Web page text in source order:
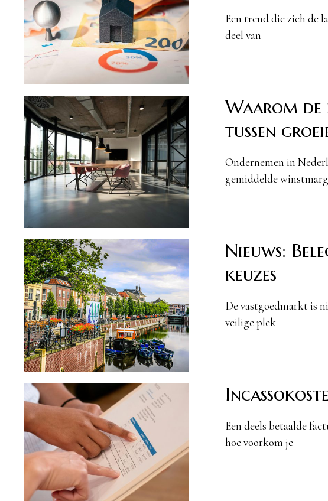
Een trend die zich de
deel van
Waarom
tussen
Ondernemen in
gemiddelde
Nieuws:
keuzes
De vastgoedmarkt is
veilige plek
Een deels betaalde
hoe voorkom je